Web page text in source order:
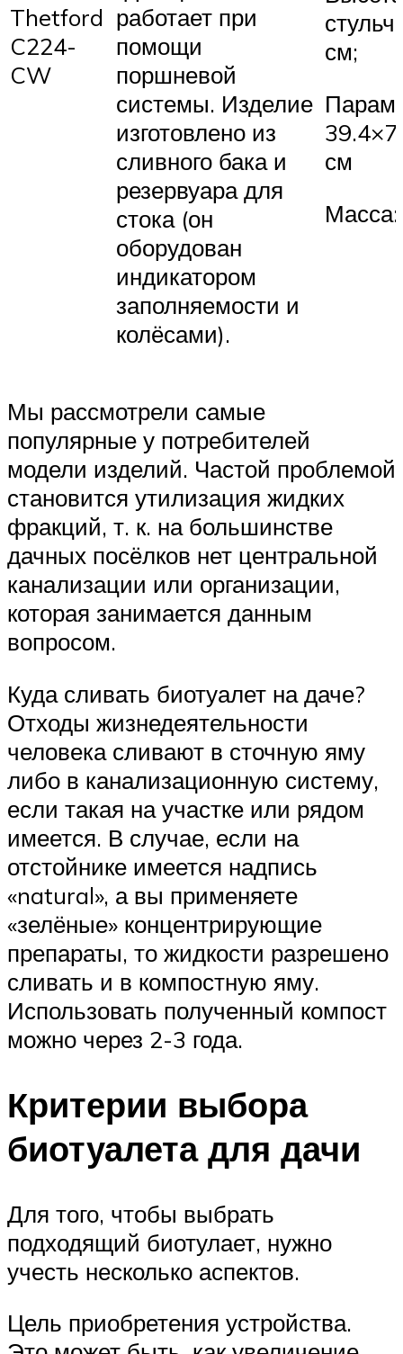
Thetford
C224-
CW
работает при
помощи
поршневой
системы. Изделие
изготовлено из
сливного бака и
резервуара для
стока (он
оборудован
индикатором
заполняемости и
колёсами).
см;
см
Масса:
Мы рассмотрели самые
популярные у потребителей
модели изделий. Частой проблемой
становится утилизация жидких
фракций, т. к. на большинстве
дачных посёлков нет центральной
канализации или организации,
которая занимается данным
вопросом.
Куда сливать биотуалет на даче?
Отходы жизнедеятельности
человека сливают в сточную яму
либо в канализационную систему,
если такая на участке или рядом
имеется. В случае, если на
отстойнике имеется надпись
«natural», а вы применяете
«зелёные» концентрирующие
препараты, то жидкости разрешено
сливать и в компостную яму.
Использовать полученный компост
можно через 2-3 года.
Критерии выбора
биотуалета для дачи
Для того, чтобы выбрать
подходящий биотулает, нужно
учесть несколько аспектов.
Цель приобретения устройства.